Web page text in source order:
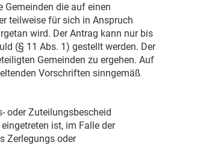
Gemeinden die auf einen
teilweise für sich in Anspruch
wird. Der Antrag kann nur bis
(§ 11 Abs. 1) gestellt werden. Der
Gemeinden zu ergehen. Auf
Vorschriften sinngemäß
oder Zuteilungsbescheid
ist, im Falle der
Zerlegungs oder